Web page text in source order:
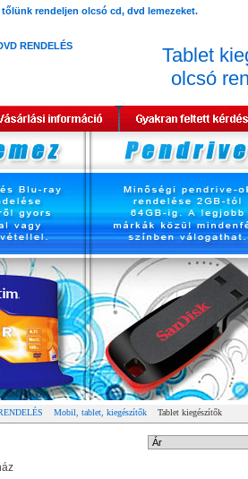
Tablet
olcsó
Mobil, tablet, kiegészítők Tablet kiegészítők